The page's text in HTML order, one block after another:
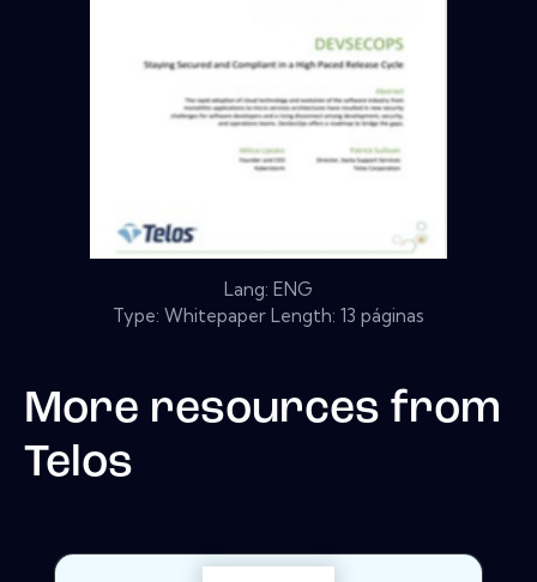
Lang: ENG
Type: Whitepaper Length: 13 páginas
More resources from
Telos